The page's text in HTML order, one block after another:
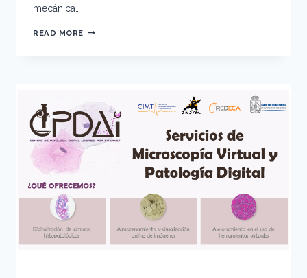
mecánica…
READ MORE NACE
DE
MEDICINA